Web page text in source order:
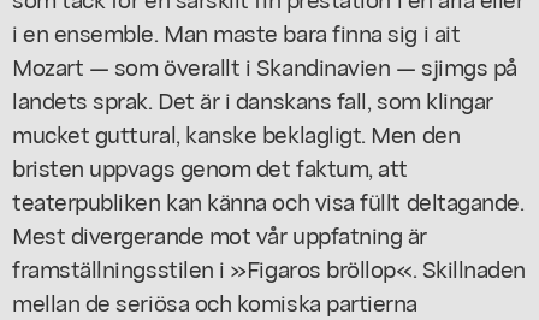
i en ensemble. Man maste bara finna sig i ait
Mozart — som överallt i Skandinavien — sjimgs på
landets sprak. Det är i danskans fall, som klingar
mucket guttural, kanske beklagligt. Men den
bristen uppvags genom det faktum, att
teaterpubliken kan känna och visa füllt deltagande.
Mest divergerande mot vår uppfatning är
framställningsstilen i »Figaros bröllop«. Skillnaden
mellan de seriösa och komiska partierna